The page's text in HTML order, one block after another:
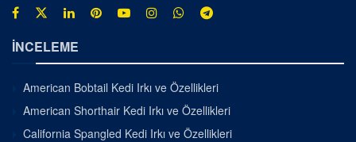
İNCELEME
American Bobtail Kedi Irkı ve Özellikleri
American Shorthair Kedi Irkı ve Özellikleri
California Spangled Kedi Irkı ve Özellikleri